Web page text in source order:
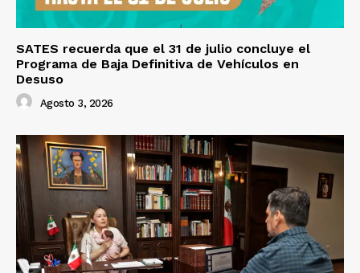
SATES recuerda que el 31 de julio concluye el
Programa de Baja Definitiva de Vehículos en
Desuso
Agosto 3, 2026